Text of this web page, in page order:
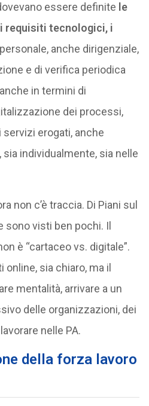
essere definite le
requisiti tecnologici, i
anche dirigenziale,
e di verifica periodica
in termini di
dei processi,
erogati, anche
individualmente, sia nelle
non c’è traccia. Di Piani sul
sono visti ben pochi. Il
è “cartaceo vs. digitale”.
sia chiaro, ma il
mentalità, arrivare a un
delle organizzazioni, dei
nelle PA.
della forza lavoro